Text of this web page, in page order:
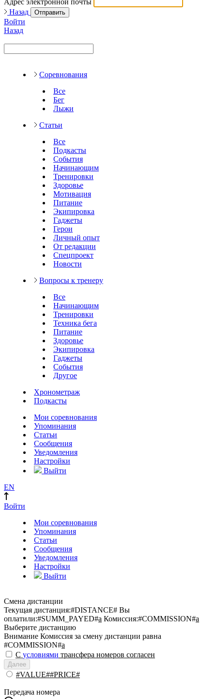
Назад
Отправить
Войти
Назад
Соревнования
Все
Бег
Лыжи
Статьи
Все
Подкасты
События
Начинающим
Тренировки
Здоровье
Мотивация
Питание
Экипировка
Гаджеты
Герои
Личный опыт
От редакции
Спецпроект
Новости
Вопросы к тренеру
Все
Начинающим
Тренировки
Техника бега
Питание
Здоровье
Экипировка
Гаджеты
События
Другое
Хронометраж
Подкасты
Мои соревнования
Упоминания
Статьи
Сообщения
Уведомления
Настройки
Выйти
EN
Войти
Мои соревнования
Упоминания
Статьи
Сообщения
Уведомления
Настройки
Выйти
Смена дистанции
Текущая дистанция:#DISTANCE# Вы
оплатили:#SUMM_PAYED#a Комиссия:#COMMISSION#a
Выберите дистанцию
Внимание Комиссия за смену дистанции равна
#COMMISSION#a
С условиями трансфера номеров согласен
Далее
#VALUE##PRICE#
Передача номера